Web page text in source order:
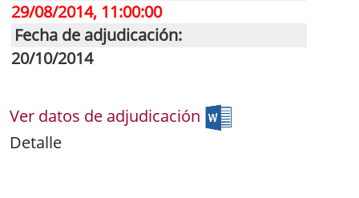
29/08/2014, 11:00:00
Fecha de adjudicación:
20/10/2014
Ver datos de adjudicación
Detalle